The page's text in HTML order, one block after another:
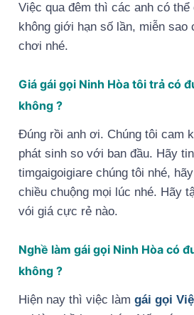
Việc qua đêm thì các anh có
không giới hạn số lần, miễn
chơi nhé.
Giá gái gọi Ninh Hòa tôi trả có
không ?
Đúng rồi anh ơi. Chúng tôi cam
phát sinh so với ban đầu. Hãy
timgaigoigiare chúng tôi nhé,
chiều chuộng mọi lúc nhé. Hãy
vói giá cực rẻ nào.
Nghề làm gái gọi Ninh Hòa có
không ?
Hiện nay thì việc làm gái gọi